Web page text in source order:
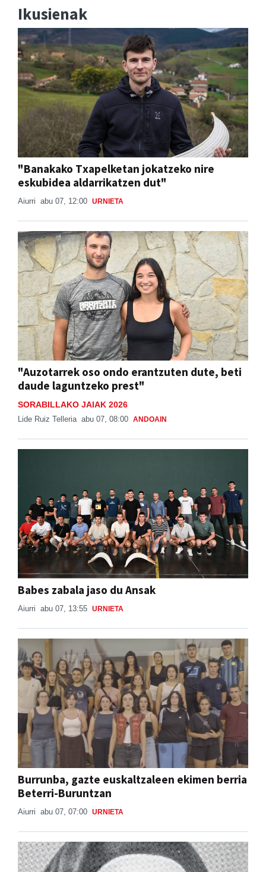
Ikusienak
"Banakako Txapelketan jokatzeko nire
eskubidea aldarrikatzen dut"
Aiurri abu 07, 12:00 URNIETA
"Auzotarrek oso ondo erantzuten dute, beti
daude laguntzeko prest"
SORABILLAKO JAIAK 2026
Lide Ruiz Telleria abu 07, 08:00 ANDOAIN
Babes zabala jaso du Ansak
Aiurri abu 07, 13:55 URNIETA
Burrunba, gazte euskaltzaleen ekimen berria
Beterri-Buruntzan
Aiurri abu 07, 07:00 URNIETA